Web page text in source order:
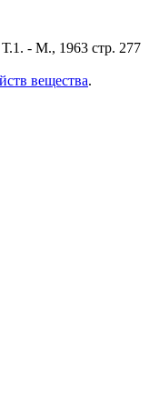
- М., 1963 стр. 277
вещества.